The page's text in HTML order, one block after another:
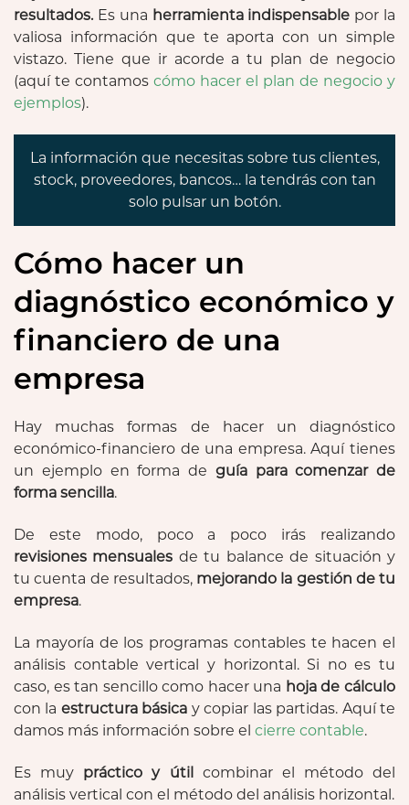
resultados. Es una herramienta indispensable por la
valiosa información que te aporta con un simple
vistazo. Tiene que ir acorde a tu plan de negocio
(aquí te contamos cómo hacer el plan de negocio y
ejemplos).
La información que necesitas sobre tus clientes,
stock, proveedores, bancos… la tendrás con tan
solo pulsar un botón.
Cómo hacer un
diagnóstico económico y
financiero de una
empresa
Hay muchas formas de hacer un diagnóstico
económico-financiero de una empresa. Aquí tienes
un ejemplo en forma de guía para comenzar de
forma sencilla.
De este modo, poco a poco irás realizando
revisiones mensuales de tu balance de situación y
tu cuenta de resultados, mejorando la gestión de tu
empresa.
La mayoría de los programas contables te hacen el
análisis contable vertical y horizontal. Si no es tu
caso, es tan sencillo como hacer una hoja de cálculo
con la estructura básica y copiar las partidas. Aquí te
damos más información sobre el cierre contable.
Es muy práctico y útilcombinar el método del
análisis vertical con el método del análisis horizontal.